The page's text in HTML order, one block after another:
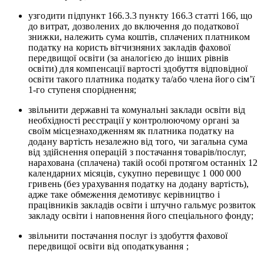
узгодити підпункт 166.3.3 пункту 166.3 статті 166, що
до витрат, дозволених до включення до податкової
знижки, належить сума коштів, сплачених платником
податку на користь вітчизняних закладів фахової
передвищої освіти (за аналогією до інших рівнів
освіти) для компенсації вартості здобуття відповідної
освіти такого платника податку та/або члена його сім’ї
1-го ступеня споріднення;
звільнити державні та комунальні заклади освіти від
необхідності реєстрації у контролюючому органі за
своїм місцезнаходженням як платника податку на
додану вартість незалежно від того, чи загальна сума
від здійснення операцій з постачання товарів/послуг,
нарахована (сплачена) такій особі протягом останніх 12
календарних місяців, сукупно перевищує 1 000 000
гривень (без урахування податку на додану вартість),
адже таке обмеження демотивує керівництво і
працівників закладів освіти і штучно гальмує розвиток
закладу освіти і наповнення його спеціального фонду;
звільнити постачання послуг із здобуття фахової
передвищої освіти від оподаткування ;